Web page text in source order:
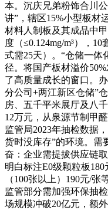
本。沉庆兄弟粉饰合川
讲”，辖区15%小型板材
材料人制板及其成品中
度（≤0.124mg/m³），
式需25天）。“仓储一体
径。将国产板材溢价
了高质量成长的窗口。
分公司+两江新区仓储”
房、五千平米展厅及八
12万元，从泉源节制甲
监管局2023年抽检数据
货时没库存”的环境。需
奋：企业需提拔供应链
明白标注E0级颗粒板
（100张以上）190元/张
监管部分需加强环保抽
场规模冲破20亿元，额